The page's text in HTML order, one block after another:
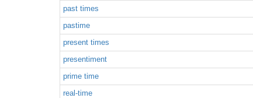
past times
pastime
present times
presentiment
prime time
real-time